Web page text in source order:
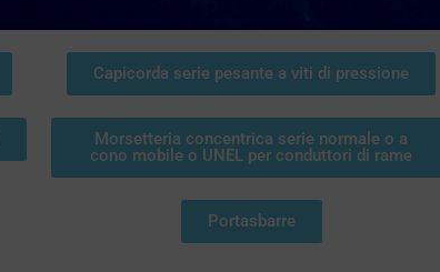
Capicorda serie pesante a viti di pressione
Morsetteria concentrica serie normale o a
cono mobile o UNEL per conduttori di rame
Portasbarre